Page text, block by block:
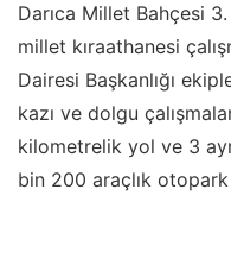
Darıca Millet Bahçesi
millet kıraathanesi
Dairesi Başkanlığı
kazı ve dolgu
kilometrelik yol ve 3
bin 200 araçlık